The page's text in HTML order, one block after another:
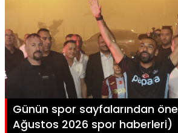
Günün spor sayfalarından
Ağustos 2026 spor haberleri)